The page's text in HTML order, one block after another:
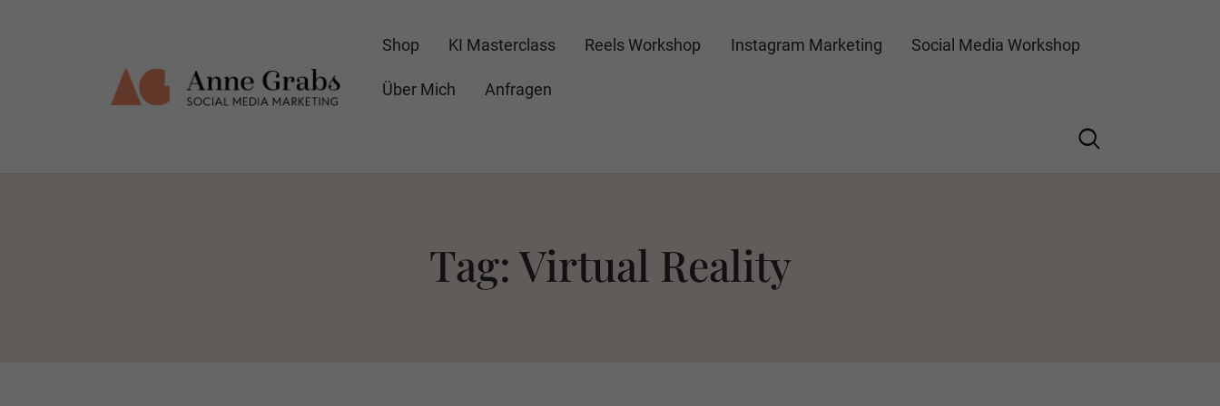
Shop KI Masterclass Reels Workshop Instagram Marketing Social Media Workshop
Über Mich Anfragen
Tag: Virtual Reality